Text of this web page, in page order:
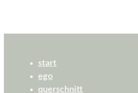
start
ego
querschnitt